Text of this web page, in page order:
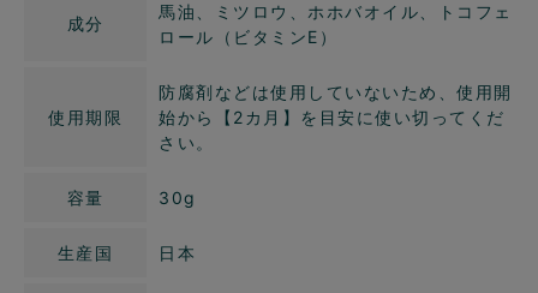
成分
馬油、ミツロウ、ホホバオイル、トコフェ
ロール（ビタミンE）
使用期限
防腐剤などは使用していないため、使用開
始から【2カ月】を目安に使い切ってくだ
さい。
容量 30g
生産国 日本